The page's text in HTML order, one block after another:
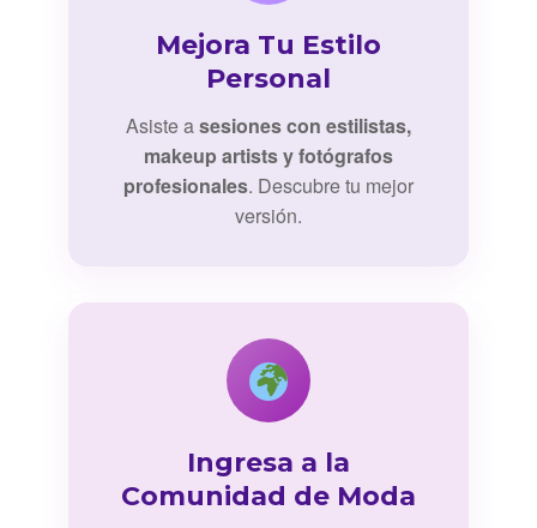
Mejora Tu Estilo
Personal
Asiste asesiones con estilistas,
makeup artists y fotógrafos
profesionales. Descubre tu mejor
versión.
Ingresa a la
Comunidad de Moda